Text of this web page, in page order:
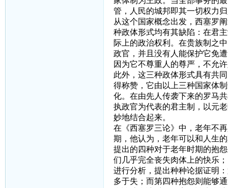
管，人民的城邦即其一切权力
从这个国家概念出发，西塞罗
种政体形式均有其缺陷：在君
际上的政治权利。在贵族制之
政官，并且没有人能保护它免
因为它不尊重人的尊严，不允
此外，这三种政体形式具有共
得称赞，它由以上三种国家体
化。在由先人传袭下来的罗马
执政官为代表的君主制，以元
妙地结合起来。
在《西塞罗三论》中，老年不
期，他认为，老年可以和人生
提出的四种对于老年时期的抱
们几乎完全丧失肉体上的快乐
进行分析，提出种种论据证明
多于失；而第四种抱怨则能够